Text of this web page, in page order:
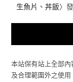
生魚片、丼飯〉
本站保有站上全部
及合理範圍外之使用